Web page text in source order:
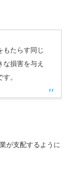
もたらす同じ
損害を与え
。
が支配するように